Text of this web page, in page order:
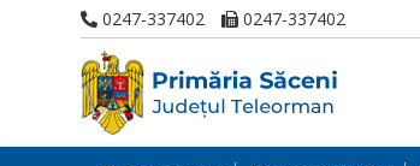
0247-337402 0247-337402